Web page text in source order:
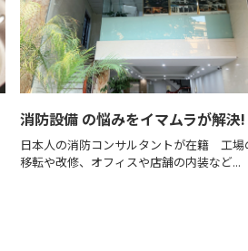
消防設備 の悩みをイマムラが解決!
日本人の消防コンサルタントが在籍 工場
移転や改修、オフィスや店舗の内装など...